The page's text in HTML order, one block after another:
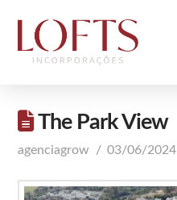
The Park View
agenciagrow 03/06/2024